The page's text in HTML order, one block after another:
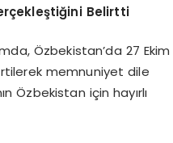
Belirtti
Özbekistan’da 27 Ekim
memnuniyet dile
Özbekistan için hayırlı